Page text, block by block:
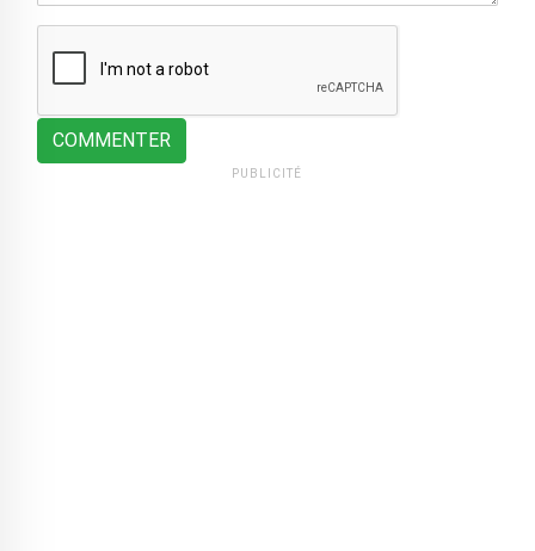
COMMENTER
PUBLICITÉ